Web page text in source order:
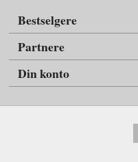
Bestselgere
Partnere
Din konto